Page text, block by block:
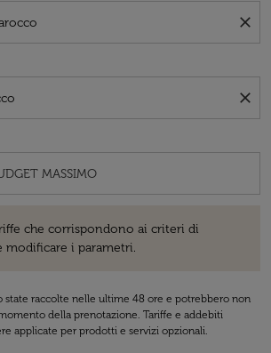
close
close
che corrispondono ai criteri di
modificare i parametri.
state raccolte nelle ultime 48 ore e potrebbero non
della prenotazione. Tariffe e addebiti
applicate per prodotti e servizi opzionali.